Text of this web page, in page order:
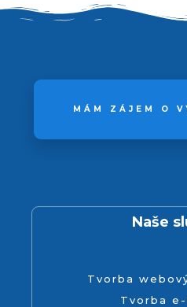
MÁM ZÁJEM O
Naše
Tvorba
Tvorba